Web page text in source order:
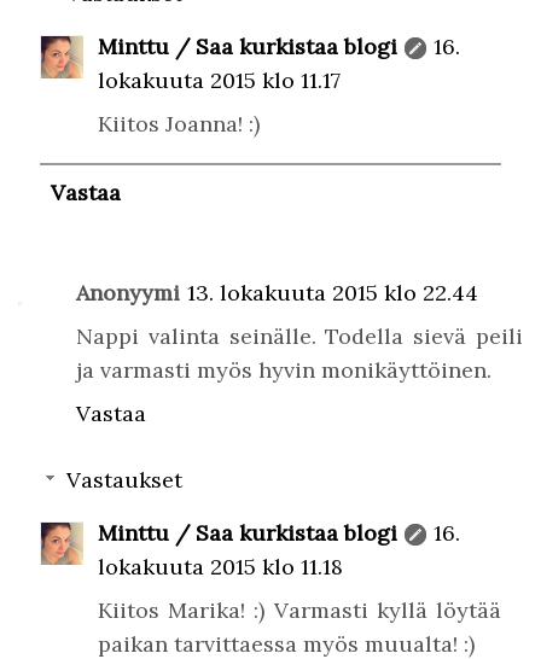
Minttu / Saa kurkistaa blogi
16.
lokakuuta 2015 klo 11.17
Kiitos Joanna! :)
Vastaa
Anonyymi 13. lokakuuta 2015 klo 22.44
Nappi valinta seinälle. Todella sievä peili
ja varmasti myös hyvin monikäyttöinen.
Vastaa
Vastaukset
Minttu / Saa kurkistaa blogi
16.
lokakuuta 2015 klo 11.18
Kiitos Marika! :) Varmasti kyllä löytää
paikan tarvittaessa myös muualta! :)